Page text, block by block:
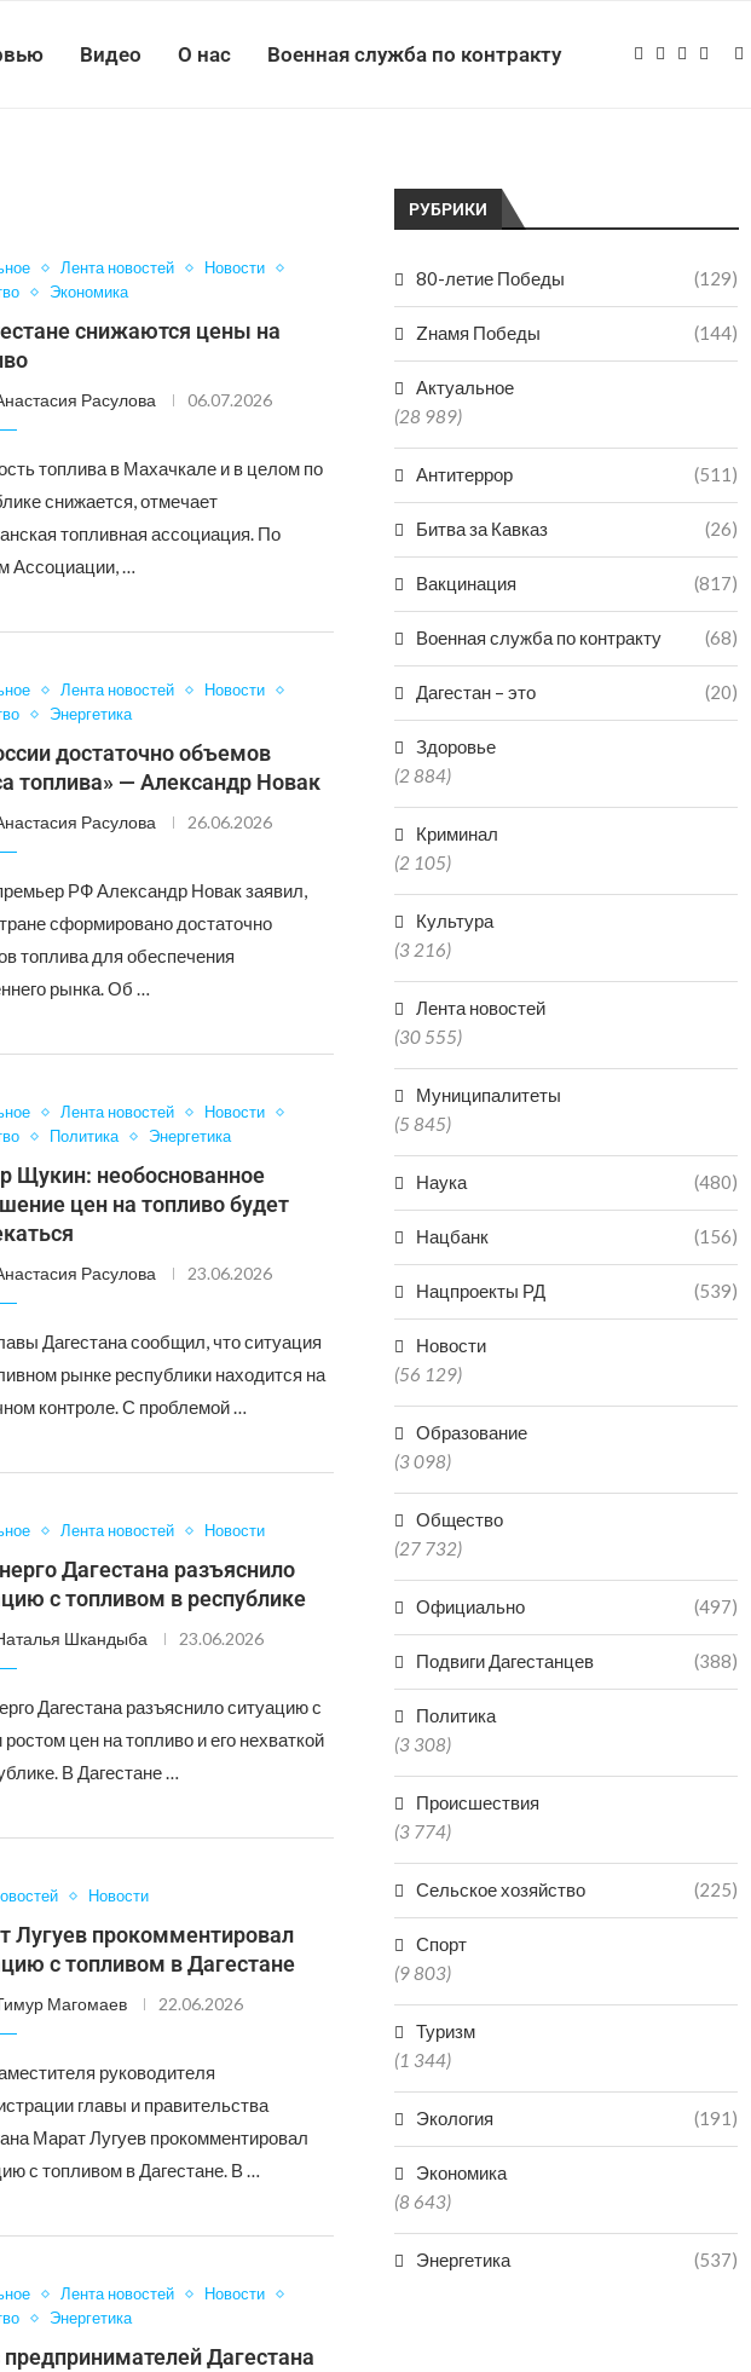
Видео О нас Военная служба по контракту
Лента новостей
Новости
Экономика
снижаются цены на
Расулова 06.07.2026
топлива в Махачкале и в целом по
снижается, отмечает
топливная ассоциация. По
Ассоциации, …
Лента новостей
Новости
Энергетика
достаточно объемов
топлива» — Александр Новак
Расулова 26.06.2026
РФ Александр Новак заявил,
сформировано достаточно
топлива для обеспечения
рынка. Об …
Лента новостей
Новости
Политика Энергетика
Щукин: необоснованное
цен на топливо будет
Расулова 23.06.2026
Дагестана сообщил, что ситуация
рынке республики находится на
контроле. С проблемой …
Лента новостей Новости
Дагестана разъяснило
с топливом в республике
Шкандыба 23.06.2026
Дагестана разъяснило ситуацию с
ростом цен на топливо и его нехваткой
В Дагестане …
Новости
Лугуев прокомментировал
с топливом в Дагестане
Магомаев 22.06.2026
руководителя
главы и правительства
Марат Лугуев прокомментировал
с топливом в Дагестане. В …
Лента новостей
Новости
Энергетика
Дагестана
РУБРИКИ
80-летие Победы (129)
Zнамя Победы (144)
Актуальное
(28 989)
Антитеррор (511)
Битва за Кавказ (26)
Вакцинация (817)
Военная служба по контракту (68)
Дагестан – это (20)
Здоровье
(2 884)
Криминал
(2 105)
Культура
(3 216)
Лента новостей
(30 555)
Муниципалитеты
(5 845)
Наука (480)
Нацбанк (156)
Нацпроекты РД (539)
Новости
(56 129)
Образование
(3 098)
Общество
(27 732)
Официально (497)
Подвиги Дагестанцев (388)
Политика
(3 308)
Происшествия
(3 774)
Сельское хозяйство (225)
Спорт
(9 803)
Туризм
(1 344)
Экология (191)
Экономика
(8 643)
Энергетика (537)